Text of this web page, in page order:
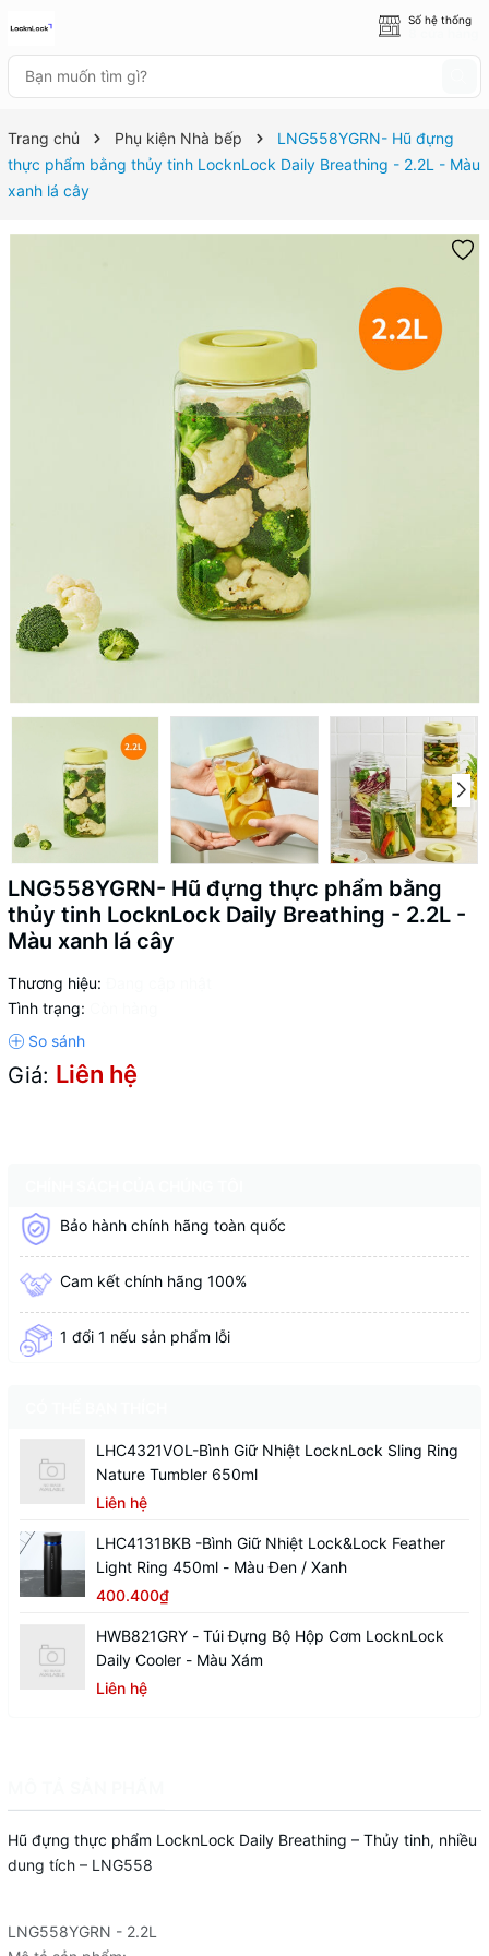
Số hệ thống
Trang chủ Phụ kiện Nhà bếp
LNG558YGRN- Hũ đựng
thực phẩm bằng thủy tinh LocknLock Daily Breathing - 2.2L - Màu
xanh lá cây
LNG558YGRN- Hũ đựng thực phẩm bằng
thủy tinh LocknLock Daily Breathing - 2.2L -
Màu xanh lá cây
Thương hiệu:
Tình trạng:
Giá: Liên hệ
Bảo hành chính hãng toàn quốc
Cam kết chính hãng 100%
1 đổi 1 nếu sản phẩm lỗi
LHC4321VOL-Bình Giữ Nhiệt LocknLock Sling Ring
Nature Tumbler 650ml
Liên hệ
LHC4131BKB -Bình Giữ Nhiệt Lock&Lock Feather
Light Ring 450ml - Màu Đen / Xanh
400.400₫
HWB821GRY - Túi Đựng Bộ Hộp Cơm LocknLock
Daily Cooler - Màu Xám
Liên hệ
Hũ đựng thực phẩm LocknLock Daily Breathing – Thủy tinh, nhiều
dung tích – LNG558
LNG558YGRN - 2.2L